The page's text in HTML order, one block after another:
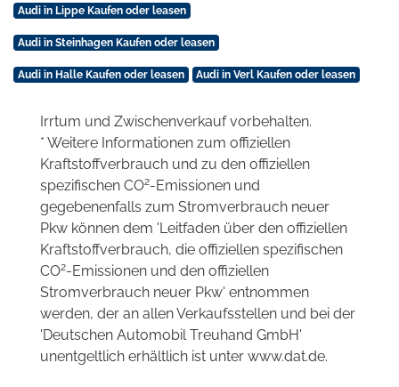
Audi in Lippe Kaufen oder leasen
Audi in Steinhagen Kaufen oder leasen
Audi in Halle Kaufen oder leasen Audi in Verl Kaufen oder leasen
Irrtum und Zwischenverkauf vorbehalten.
* Weitere Informationen zum offiziellen
Kraftstoffverbrauch und zu den offiziellen
spezifischen CO2-Emissionen und
gegebenenfalls zum Stromverbrauch neuer
Pkw können dem 'Leitfaden über den offiziellen
Kraftstoffverbrauch, die offiziellen spezifischen
CO2-Emissionen und den offiziellen
Stromverbrauch neuer Pkw' entnommen
werden, der an allen Verkaufsstellen und bei der
'Deutschen Automobil Treuhand GmbH'
unentgeltlich erhältlich ist unter www.dat.de.